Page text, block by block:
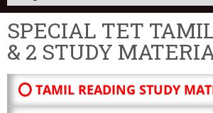
SPECIAL TET
& 2 STUDY
⭕ TAMIL READING STUDY